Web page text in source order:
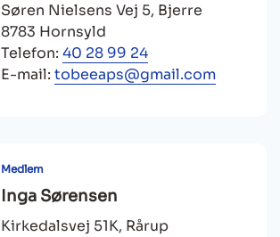
Søren Nielsens Vej 5, Bjerre
8783 Hornsyld
Telefon: 40 28 99 24
E-mail: tobeeaps@gmail.com
Medlem
Inga Sørensen
Kirkedalsvej 51K, Rårup